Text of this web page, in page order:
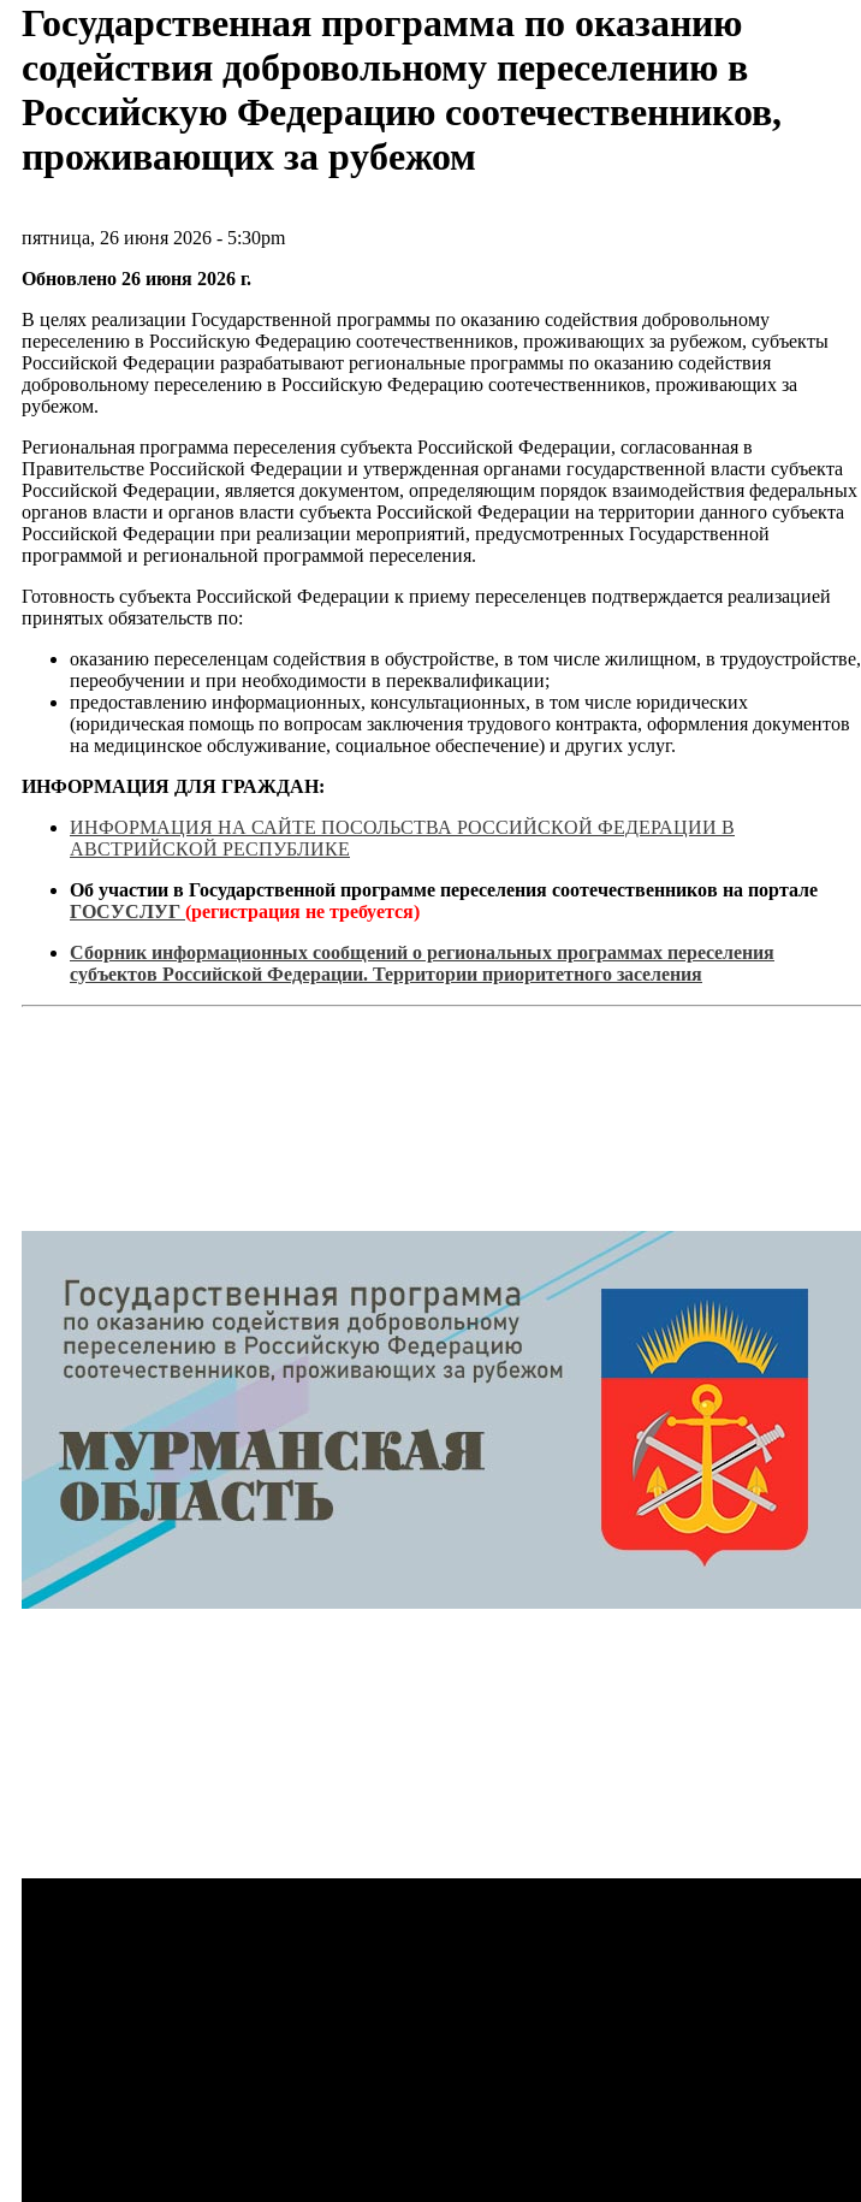
Государственная программа по оказанию
содействия добровольному переселению в
Российскую Федерацию соотечественников,
проживающих за рубежом
пятница, 26 июня 2026 - 5:30pm
Обновлено 26 июня 2026 г.
В целях реализации Государственной программы по оказанию содействия добровольному
переселению в Российскую Федерацию соотечественников, проживающих за рубежом, субъекты
Российской Федерации разрабатывают региональные программы по оказанию содействия
добровольному переселению в Российскую Федерацию соотечественников, проживающих за
рубежом.
Региональная программа переселения субъекта Российской Федерации, согласованная в
Правительстве Российской Федерации и утвержденная органами государственной власти субъекта
Российской Федерации, является документом, определяющим порядок взаимодействия федеральных
органов власти и органов власти субъекта Российской Федерации на территории данного субъекта
Российской Федерации при реализации мероприятий, предусмотренных Государственной
программой и региональной программой переселения.
Готовность субъекта Российской Федерации к приему переселенцев подтверждается реализацией
принятых обязательств по:
оказанию переселенцам содействия в обустройстве, в том числе жилищном, в трудоустройстве,
переобучении и при необходимости в переквалификации;
предоставлению информационных, консультационных, в том числе юридических
(юридическая помощь по вопросам заключения трудового контракта, оформления документов
на медицинское обслуживание, социальное обеспечение) и других услуг.
ИНФОРМАЦИЯ ДЛЯ ГРАЖДАН:
ИНФОРМАЦИЯ НА САЙТЕ ПОСОЛЬСТВА РОССИЙСКОЙ ФЕДЕРАЦИИ В
АВСТРИЙСКОЙ РЕСПУБЛИКЕ
Об участии в Государственной программе переселения соотечественников на портале
ГОСУСЛУГ (регистрация не требуется)
Сборник информационных сообщений о региональных программах переселения
субъектов Российской Федерации. Территории приоритетного заселения